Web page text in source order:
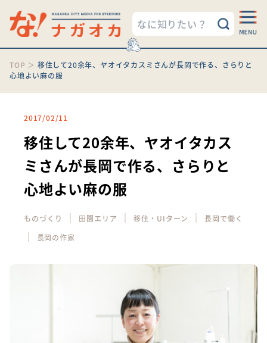
TOP ＞ 移住して20余年、ヤオイタカスミさんが長岡で作る、さらりと
心地よい麻の服
2017/02/11
移住して20余年、ヤオイタカス
ミさんが長岡で作る、さらりと
心地よい麻の服
ものづくり ｜ 田園エリア ｜移住・UIターン ｜長岡で働く
｜ 長岡の作家